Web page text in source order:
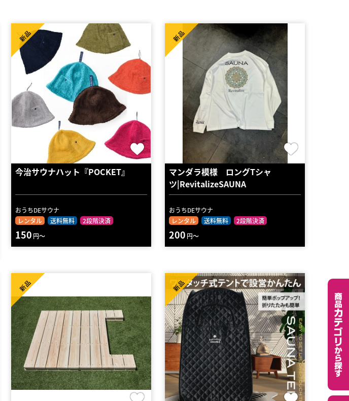
今治サウナハット『POCKET』
おうちDEサウナ
レンタル
送料無料 2段階決済
新品
150 円～
マンダラ模様 ロングTシャ
ツ|RevitalizeSAUNA
おうちDEサウナ
レンタル
送料無料 2段階決済
新品
200 円～
新品 新品